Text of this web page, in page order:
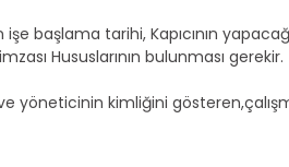
işe başlama tarihi, Kapıcının
Hususlarının bulunması gerekir.
yöneticinin kimliğini